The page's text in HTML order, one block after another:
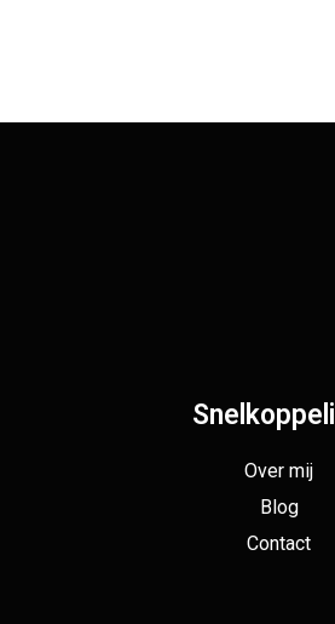
Over mij
Blog
Contact